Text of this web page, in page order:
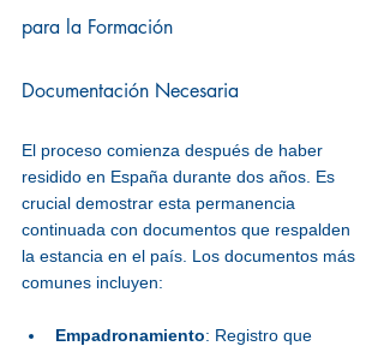
para la Formación
Documentación Necesaria
El proceso comienza después de haber
residido en España durante dos años. Es
crucial demostrar esta permanencia
continuada con documentos que respalden
la estancia en el país. Los documentos más
comunes incluyen:
Empadronamiento: Registro que